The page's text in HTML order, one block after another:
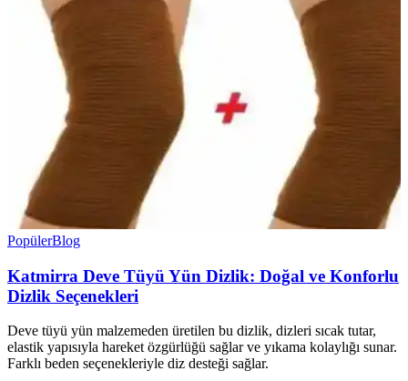
PopülerBlog
Katmirra Deve Tüyü Yün Dizlik: Doğal ve Konforlu
Dizlik Seçenekleri
Deve tüyü yün malzemeden üretilen bu dizlik, dizleri sıcak tutar,
elastik yapısıyla hareket özgürlüğü sağlar ve yıkama kolaylığı sunar.
Farklı beden seçenekleriyle diz desteği sağlar.